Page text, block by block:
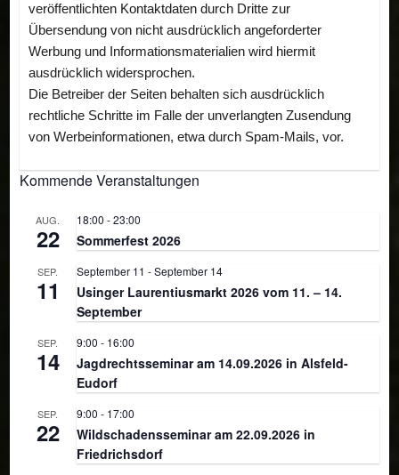
veröffentlichten Kontaktdaten durch Dritte zur
Übersendung von nicht ausdrücklich angeforderter
Werbung und Informationsmaterialien wird hiermit
ausdrücklich widersprochen.
Die Betreiber der Seiten behalten sich ausdrücklich
rechtliche Schritte im Falle der unverlangten Zusendung
von Werbeinformationen, etwa durch Spam-Mails, vor.
Kommende Veranstaltungen
AUG.
22
18:00 -23:00
Sommerfest 2026
SEP.
11
September 11 -September 14
Usinger Laurentiusmarkt 2026 vom 11. – 14.
September
SEP.
14
9:00 - 16:00
Jagdrechtsseminar am 14.09.2026 in Alsfeld-
Eudorf
SEP.
22
9:00 - 17:00
Wildschadensseminar am 22.09.2026 in
Friedrichsdorf